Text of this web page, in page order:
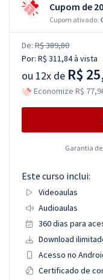
Cupom de
Cupom ativado:
De: R$ 389,80
Por: R$ 311,84à vista
ou 12x de R$
Economize R$
Garantia
Este curso inclui:
Videoaulas
Audioaulas
360 dias para
Download
Acesso no
Certificado de